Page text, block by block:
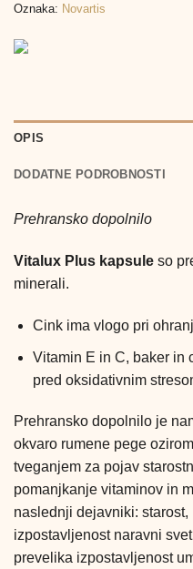
Oznaka: Novartis
OPIS
DODATNE PODROBNOSTI
Prehransko dopolnilo
Vitalux Plus kapsule so
minerali.
Cink ima vlogo pri
Vitamin E in C, baker in
pred oksidativnim
Prehransko dopolnilo je
okvaro rumene pege
tveganjem za pojav
pomanjkanje vitaminov in
naslednji dejavniki:
izpostavljenost naravni
prevelika izpostavljenost